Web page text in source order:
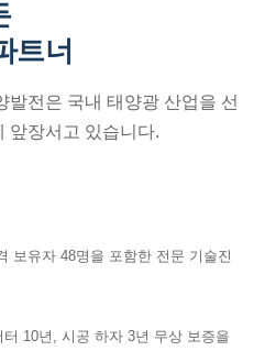
트너
발전은 국내 태양광 산업을 선
앞장서고 있습니다.
보유자 48명을 포함한 전문 기술진
10년, 시공 하자 3년 무상 보증을